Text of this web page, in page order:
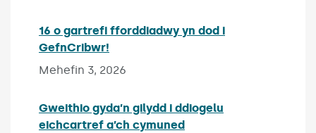
16 o gartrefi fforddiadwy yn dod i
GefnCribwr!
Mehefin 3, 2026
Gweithio gyda’n gilydd i ddiogelu
eichcartref a’ch cymuned